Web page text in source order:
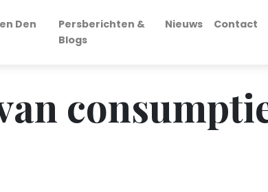
Den
Persberichten &
Blogs
Nieuws Contact